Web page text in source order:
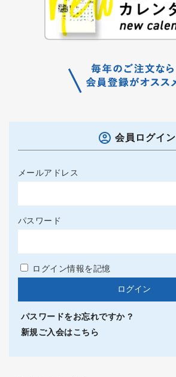
会員ログイン
メールアドレス
パスワード
ログイン情報を記憶
パスワードをお忘れですか ?
新規ご入会はこちら